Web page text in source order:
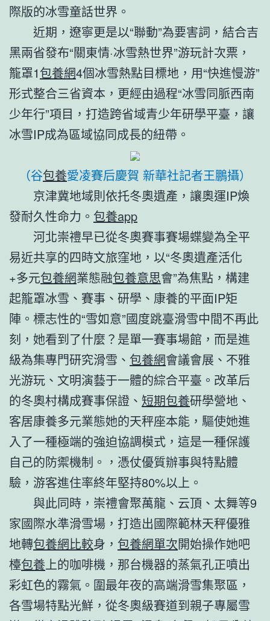
際版的冰雪童話世界。
近期，遼寧更是以“聯動”為要害詞，結合吉
黑兩省發布“關東情·冰雪熱世界”游玩計次票，
籠罩1包養網4個冰雪熱點目標地，用“快進慢游”
形式整合三省資本，更經由過程“冰雪同脈西南
少年行”項目，打造跨省域青少年研學平臺，讓
冰雪IP成為區域協同成長的紐帶。
（谷包養愛凌賽后慶賀 新華社記者王鵬攝）
京津冀地域則依托冬奧遺產，讓奧運IP煥
發耐久性命力。 包養app
河北崇禮早已從冬奧賽事賽場蝶變為全平
易近共享的四時文旅窪地，以“冬奧遺產活化
+多元包養網業態融包養意思會”為焦點，構建
起籠罩冰雪、賽事、研學、康養的平面IP矩
陣。標志性的“雪如意”國度跳臺滑雪中間不再此
刻，她看到了什麼？是單一賽事場館，而是進
級為集專門研究滑雪、 包養網會議會展、不雅
光游玩、文明演藝于一體的綜合平臺。改革后
的冬奧村構成賽事保證、 短期包養研學營地、
客居康養多元業態她的天秤座本能，驅使她進
入了一種極端的強迫協調模式，這是一種保護
自己的防禦機制。，憑仗優質辦事與特點體
驗，游客進住率終年堅持80%以上。
與此同時，崇禮會聚萬龍、云頂、太舞等9
家國際水準滑雪場，打造出國際範林天秤優雅
地轉包養網比較身， 包養網單次開始操作她吧
檯包養 上的咖啡機，那台機器的蒸氣孔正噴出
彩虹色的霧氣。圍最年夜的高端滑雪集聚區，
各雪場特點光鮮，從冬奧級賽道到親子專屬雪